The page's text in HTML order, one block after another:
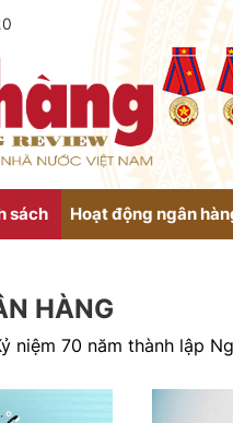
sách Hoạt động ngân
HÀNG
niệm 70 năm thành lập